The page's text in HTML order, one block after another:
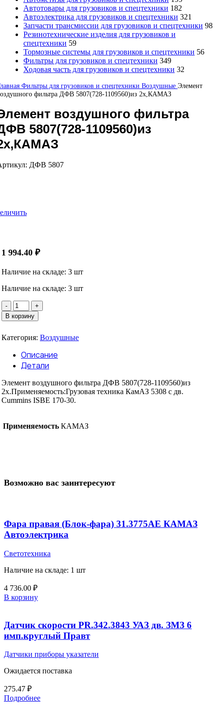
Автотовары для грузовиков и спецтехники 182
Автоэлектрика для грузовиков и спецтехники 321
Запчасти трансмиссии для грузовиков и спецтехники 98
Резинотехнические изделия для грузовиков и
спецтехники 59
Тормозные системы для грузовиков и спецтехники 56
Фильтры для грузовиков и спецтехники 349
Ходовая часть для грузовиков и спецтехники 32
Фильтры для грузовиков и спецтехники Воздушные Элемент
фильтра ДФВ 5807(728-1109560)из 2х,КАМАЗ
воздушного фильтра
5807(728-1109560)из
ДФВ 5807
1 994.40 ₽
Наличие на складе: 3 шт
Наличие на складе: 3 шт
Количество
товара
Элемент
фильтра
5807(728-
1109560)из
В корзину
Категория: Воздушные
Описание
Детали
Элемент воздушного фильтра ДФВ 5807(728-1109560)из
2х.Применяемость:Грузовая техника КамАЗ 5308 с дв.
Cummins ISBE 170-30.
Применяемость КАМАЗ
Возможно вас заинтересуют
Фара правая (Блок-фара) 31.3775АЕ КАМАЗ
Автоэлектрика
Светотехника
Наличие на складе: 1 шт
4 736.00 ₽
В корзину
Датчик скорости PR.342.3843 УАЗ дв. ЗМЗ 6
имп.круглый Правт
Датчики приборы указатели
Ожидается поставка
275.47 ₽
Подробнее